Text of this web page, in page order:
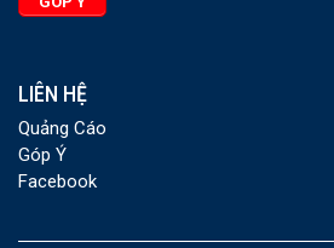
LIÊN HỆ
Quảng Cáo
Góp Ý
Facebook